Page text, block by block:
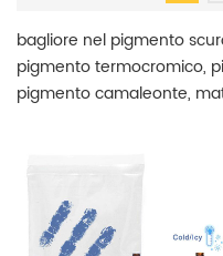
bagliore nel pigmento
pigmento termocromico,
pigmento camaleonte,
speciale. iSuoChem è il
effetto speciale in Cina.
fabbrica qui!